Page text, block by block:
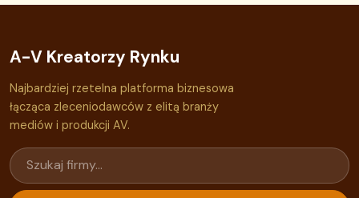
A-V Kreatorzy Rynku
Najbardziej rzetelna platforma biznesowa
łącząca zleceniodawców z elitą branży
mediów i produkcji AV.